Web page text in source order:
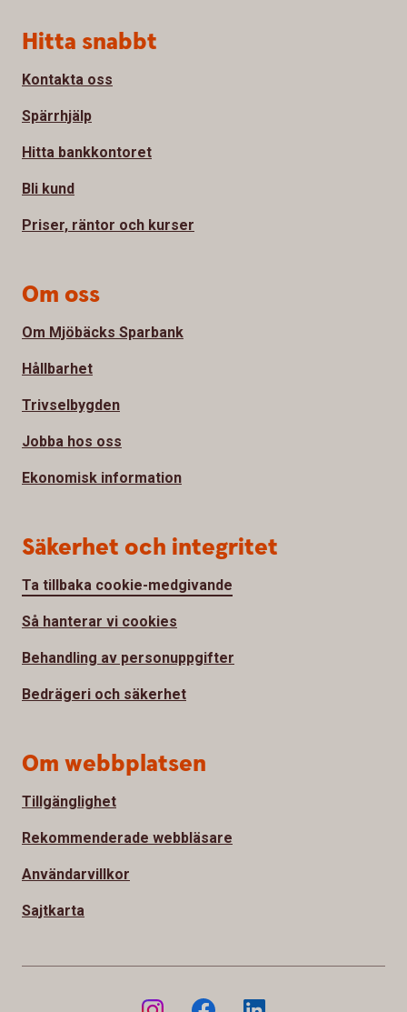
Sidfot
Hitta snabbt
Kontakta oss
Spärrhjälp
Hitta bankkontoret
Bli kund
Priser, räntor och kurser
Om oss
Om Mjöbäcks Sparbank
Hållbarhet
Trivselbygden
Jobba hos oss
Ekonomisk information
Säkerhet och integritet
Ta tillbaka cookie-medgivande
Så hanterar vi cookies
Behandling av personuppgifter
Bedrägeri och säkerhet
Om webbplatsen
Tillgänglighet
Rekommenderade webbläsare
Användarvillkor
Sajtkarta